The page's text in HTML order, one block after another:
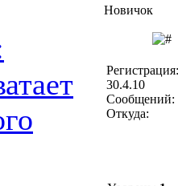
Новичок
Регистрация:
30.4.10
Сообщений:
Откуда: